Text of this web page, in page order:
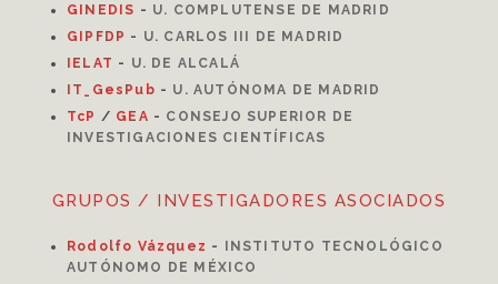
GINEDIS - U. COMPLUTENSE DE MADRID
GIPFDP - U. CARLOS III DE MADRID
I ELAT - U. DE ALCALÁ
IT_GesPub - U. AUTÓNOMA DE MADRID
TcP / GEA - CONSEJO SUPERIOR DE
INVESTIGACIONES CIENTÍFICAS
GRUPOS / INVESTIGADORES ASOCIADOS
Rodolfo Vázquez - INSTITUTO TECNOLÓGICO
AUTÓNOMO DE MÉXICO